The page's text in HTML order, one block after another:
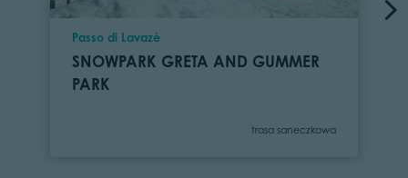
Location
Passo di Lavazè
SNOWPARK GRETA AND GUMMER
PARK
Category
trasa saneczkowa